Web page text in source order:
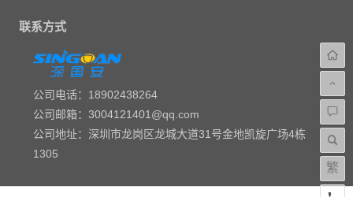
联系方式
公司电话：18902438264
公司邮箱：3004121401@qq.com
公司地址：深圳市龙岗区龙城大道31号金地凯旋广场4栋
1305
繁